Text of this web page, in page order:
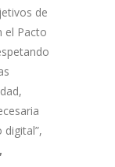
de
el Pacto